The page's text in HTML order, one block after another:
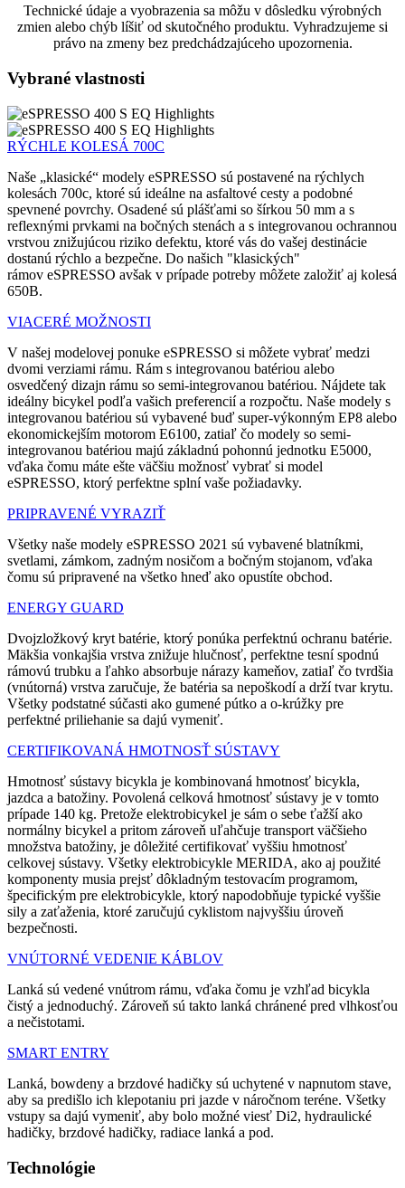
Technické údaje a vyobrazenia sa môžu v dôsledku výrobných
zmien alebo chýb líšiť od skutočného produktu. Vyhradzujeme si
právo na zmeny bez predchádzajúceho upozornenia.
Vybrané vlastnosti
RÝCHLE KOLESÁ 700C
Naše „klasické“ modely eSPRESSO sú postavené na rýchlych
kolesách 700c, ktoré sú ideálne na asfaltové cesty a podobné
spevnené povrchy. Osadené sú plášťami so šírkou 50 mm a s
reflexnými prvkami na bočných stenách a s integrovanou ochrannou
vrstvou znižujúcou riziko defektu, ktoré vás do vašej destinácie
dostanú rýchlo a bezpečne. Do našich "klasických"
rámov eSPRESSO avšak v prípade potreby môžete založiť aj kolesá
650B.
VIACERÉ MOŽNOSTI
V našej modelovej ponuke eSPRESSO si môžete vybrať medzi
dvomi verziami rámu. Rám s integrovanou batériou alebo
osvedčený dizajn rámu so semi-integrovanou batériou. Nájdete tak
ideálny bicykel podľa vašich preferencií a rozpočtu. Naše modely s
integrovanou batériou sú vybavené buď super-výkonným EP8 alebo
ekonomickejším motorom E6100, zatiaľ čo modely so semi-
integrovanou batériou majú základnú pohonnú jednotku E5000,
vďaka čomu máte ešte väčšiu možnosť vybrať si model
eSPRESSO, ktorý perfektne splní vaše požiadavky.
PRIPRAVENÉ VYRAZIŤ
Všetky naše modely eSPRESSO 2021 sú vybavené blatníkmi,
svetlami, zámkom, zadným nosičom a bočným stojanom, vďaka
čomu sú pripravené na všetko hneď ako opustíte obchod.
ENERGY GUARD
Dvojzložkový kryt batérie, ktorý ponúka perfektnú ochranu batérie.
Mäkšia vonkajšia vrstva znižuje hlučnosť, perfektne tesní spodnú
rámovú trubku a ľahko absorbuje nárazy kameňov, zatiaľ čo tvrdšia
(vnútorná) vrstva zaručuje, že batéria sa nepoškodí a drží tvar krytu.
Všetky podstatné súčasti ako gumené pútko a o-krúžky pre
perfektné priliehanie sa dajú vymeniť.
CERTIFIKOVANÁ HMOTNOSŤ SÚSTAVY
Hmotnosť sústavy bicykla je kombinovaná hmotnosť bicykla,
jazdca a batožiny. Povolená celková hmotnosť sústavy je v tomto
prípade 140 kg. Pretože elektrobicykel je sám o sebe ťažší ako
normálny bicykel a pritom zároveň uľahčuje transport väčšieho
množstva batožiny, je dôležité certifikovať vyššiu hmotnosť
celkovej sústavy. Všetky elektrobicykle MERIDA, ako aj použité
komponenty musia prejsť dôkladným testovacím programom,
špecifickým pre elektrobicykle, ktorý napodobňuje typické vyššie
sily a zaťaženia, ktoré zaručujú cyklistom najvyššiu úroveň
bezpečnosti.
VNÚTORNÉ VEDENIE KÁBLOV
Lanká sú vedené vnútrom rámu, vďaka čomu je vzhľad bicykla
čistý a jednoduchý. Zároveň sú takto lanká chránené pred vlhkosťou
a nečistotami.
SMART ENTRY
Lanká, bowdeny a brzdové hadičky sú uchytené v napnutom stave,
aby sa predišlo ich klepotaniu pri jazde v náročnom teréne. Všetky
vstupy sa dajú vymeniť, aby bolo možné viesť Di2, hydraulické
hadičky, brzdové hadičky, radiace lanká a pod.
Technológie